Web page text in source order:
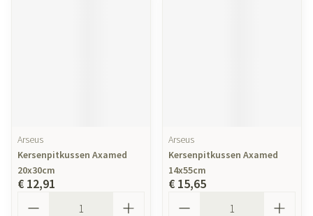
Arseus
Kersenpitkussen Axamed
20x30cm
€ 12,91
Arseus
Kersenpitkussen Axamed
14x55cm
€ 15,65